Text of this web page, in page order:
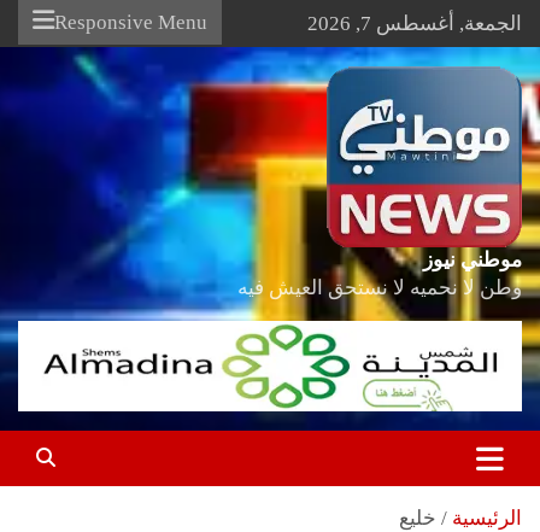
Skip
content
الجمعة, أغسطس 7, 2026 Responsive Menu
موطني نيوز
وطن لا نحميه لا نستحق العيش فيه
الرئيسية خليع